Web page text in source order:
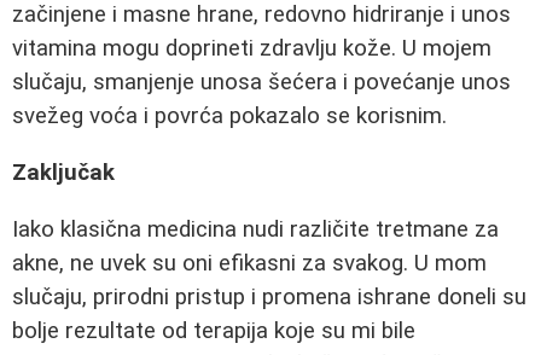
začinjene i masne hrane, redovno hidriranje i unos
vitamina mogu doprineti zdravlju kože. U mojem
slučaju, smanjenje unosa šećera i povećanje unos
svežeg voća i povrća pokazalo se korisnim.
Zaključak
Iako klasična medicina nudi različite tretmane za
akne, ne uvek su oni efikasni za svakog. U mom
slučaju, prirodni pristup i promena ishrane doneli su
bolje rezultate od terapija koje su mi bile